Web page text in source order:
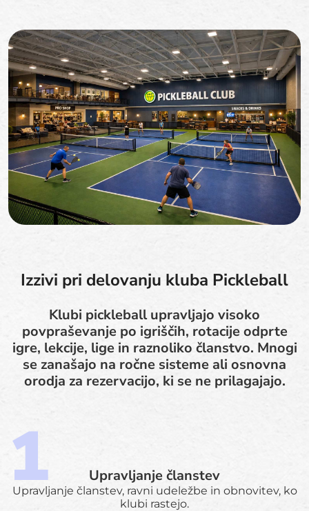
Izzivi pri delovanju kluba Pickleball
Klubi pickleball upravljajo visoko
povpraševanje po igriščih, rotacije odprte
igre, lekcije, lige in raznoliko članstvo. Mnogi
se zanašajo na ročne sisteme ali osnovna
orodja za rezervacijo, ki se ne prilagajajo.
Upravljanje članstev
Upravljanje članstev, ravni udeležbe in obnovitev, ko
klubi rastejo.